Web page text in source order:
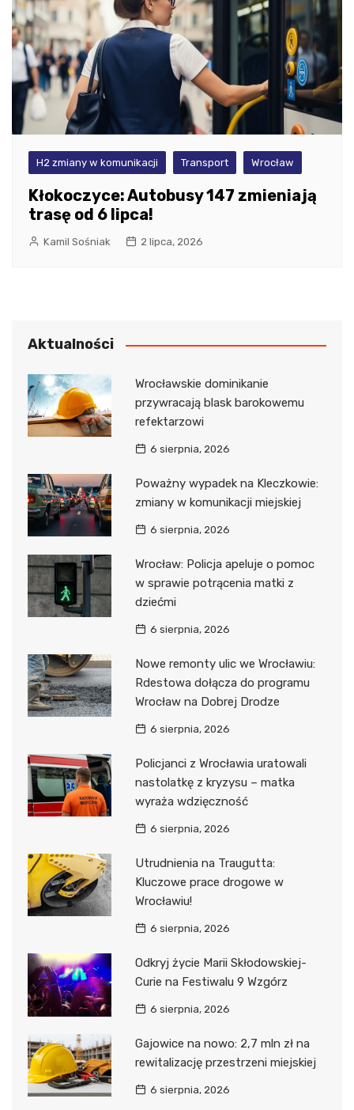
H2 zmiany w komunikacji Transport Wrocław
Kłokoczyce: Autobusy 147 zmieniają
trasę od 6 lipca!
Kamil Sośniak 2 lipca, 2026
Aktualności
Wrocławskie dominikanie
przywracają blask barokowemu
refektarzowi
6 sierpnia, 2026
Poważny wypadek na Kleczkowie:
zmiany w komunikacji miejskiej
6 sierpnia, 2026
Wrocław: Policja apeluje o pomoc
w sprawie potrącenia matki z
dziećmi
6 sierpnia, 2026
Nowe remonty ulic we Wrocławiu:
Rdestowa dołącza do programu
Wrocław na Dobrej Drodze
6 sierpnia, 2026
Policjanci z Wrocławia uratowali
nastolatkę z kryzysu – matka
wyraża wdzięczność
6 sierpnia, 2026
Utrudnienia na Traugutta:
Kluczowe prace drogowe w
Wrocławiu!
6 sierpnia, 2026
Odkryj życie Marii Skłodowskiej-
Curie na Festiwalu 9 Wzgórz
6 sierpnia, 2026
Gajowice na nowo: 2,7 mln zł na
rewitalizację przestrzeni miejskiej
6 sierpnia, 2026